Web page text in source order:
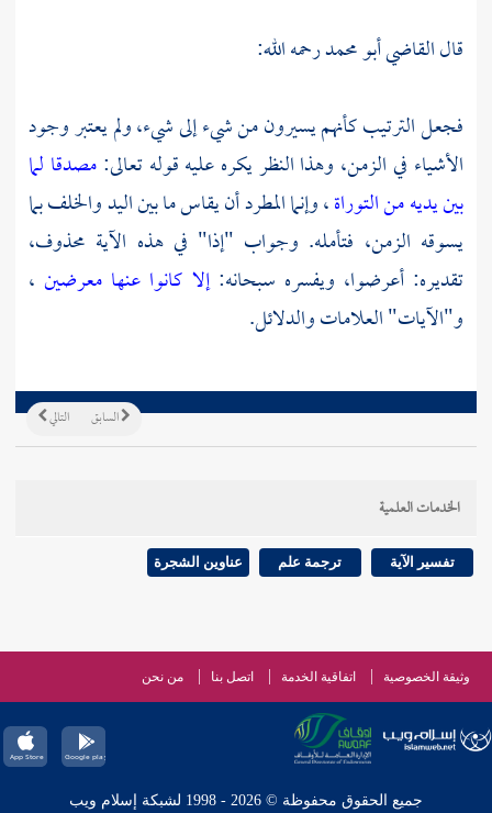
قالالقاضي أبو محمدرحمه الله:
فجعل الترتيب كأنهم يسيرون من شيء إلى شيء، ولم يعتبر وجود
الأشياء في الزمن، وهذا النظر يكره عليه قوله تعالى:مصدقا لما
بين يديه من التوراة، وإنما المطرد أن يقاس ما بين اليد والخلف بما
يسوقه الزمن، فتأمله. وجواب "إذا" في هذه الآية محذوف،
تقديره: أعرضوا، ويفسره سبحانه:إلا كانوا عنها معرضين ،
و"الآيات" العلامات والدلائل.
التالي السابق
الخدمات العلمية
تفسير الآية ترجمة علم عناوين الشجرة
وثيقة الخصوصية اتفاقية الخدمة اتصل بنا من نحن
جميع الحقوق محفوظة © 2026 - 1998 لشبكة إسلام ويب